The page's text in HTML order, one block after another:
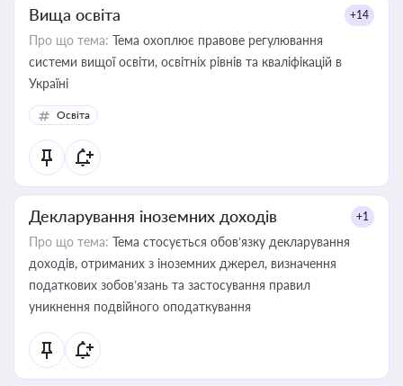
Вища освіта +14
Про що тема: Тема охоплює правове регулювання
системи вищої освіти, освітніх рівнів та кваліфікацій в
Україні
Освіта
Декларування іноземних доходів +1
Про що тема: Тема стосується обов’язку декларування
доходів, отриманих з іноземних джерел, визначення
податкових зобов’язань та застосування правил
уникнення подвійного оподаткування